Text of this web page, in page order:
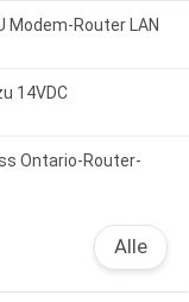
Modem-Router LAN
14VDC
Ontario-Router-
Alle